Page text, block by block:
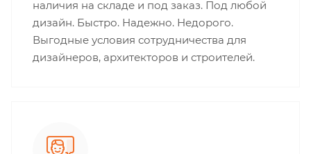
наличия на складе и под заказ. Под любой
дизайн. Быстро. Надежно. Недорого.
Выгодные условия сотрудничества для
дизайнеров, архитекторов и строителей.